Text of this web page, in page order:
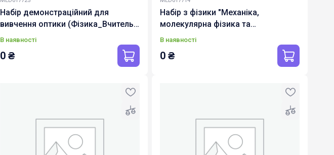
Набір демонстраційний для
вивчення оптики (Фізика_Вчитель)
з курсом з функціями ШІ (pcb-
В наявності
0 ₴
Набір з фізики "Механіка,
молекулярна фізика та
термодинаміка" Лабораторний
В наявності
0 ₴